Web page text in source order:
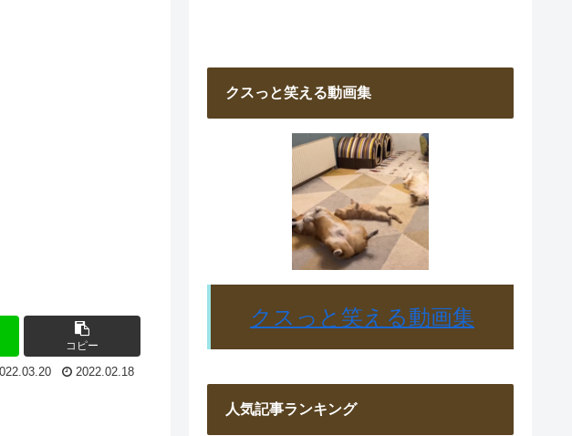
コピー
2022.02.18
クスっと笑える動画集
クスっと笑える動画集
人気記事ランキング